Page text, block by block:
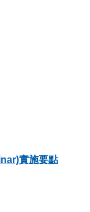
實施要點